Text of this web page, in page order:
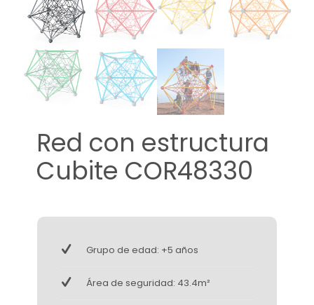
Red con estructura
Cubite COR48330
Grupo de edad: +5 años
Área de seguridad: 43.4m²